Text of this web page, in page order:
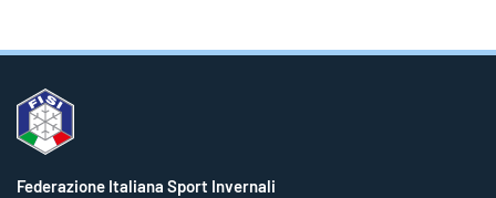
Federazione Italiana Sport Invernali